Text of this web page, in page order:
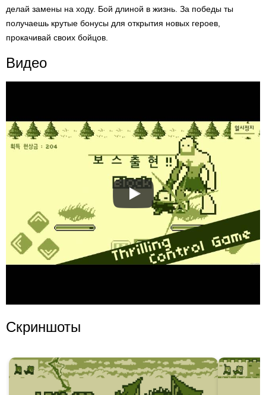
делай замены на ходу. Бой длиной в жизнь. За победы ты
получаешь крутые бонусы для открытия новых героев,
прокачивай своих бойцов.
Видео
Скриншоты